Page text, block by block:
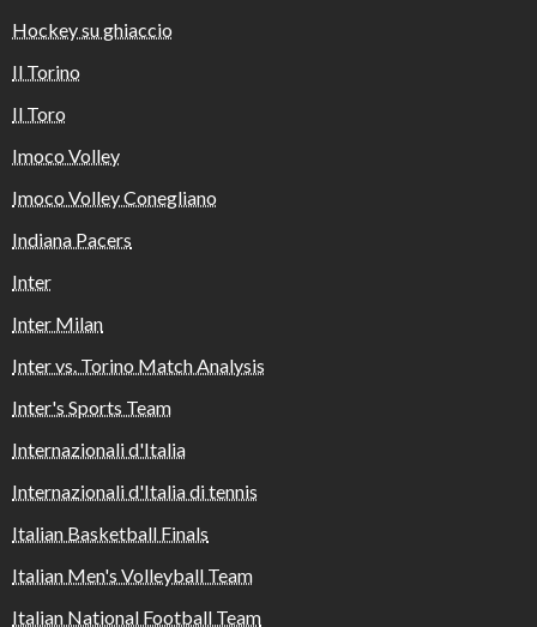
Hockey su ghiaccio
Il Torino
Il Toro
Imoco Volley
Imoco Volley Conegliano
Indiana Pacers
Inter
Inter Milan
Inter vs. Torino Match Analysis
Inter's Sports Team
Internazionali d'Italia
Internazionali d'Italia di tennis
Italian Basketball Finals
Italian Men's Volleyball Team
Italian National Football Team